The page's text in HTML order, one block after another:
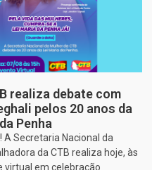
realiza debate com
pelos 20 anos da
Penha
A Secretaria Nacional da
da CTB realiza hoje, às
virtual em celebração